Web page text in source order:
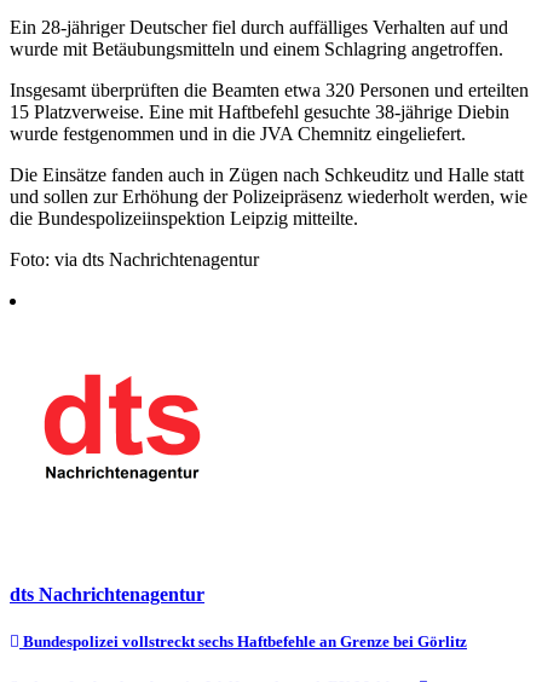
Ein 28-jähriger Deutscher fiel durch auffälliges Verhalten auf und
wurde mit Betäubungsmitteln und einem Schlagring angetroffen.
Insgesamt überprüften die Beamten etwa 320 Personen und erteilten
15 Platzverweise. Eine mit Haftbefehl gesuchte 38-jährige Diebin
wurde festgenommen und in die JVA Chemnitz eingeliefert.
Die Einsätze fanden auch in Zügen nach Schkeuditz und Halle statt
und sollen zur Erhöhung der Polizeipräsenz wiederholt werden, wie
die Bundespolizeiinspektion Leipzig mitteilte.
Foto: via dts Nachrichtenagentur
dts Nachrichtenagentur
Beitragsnavigation
Bundespolizei vollstreckt sechs Haftbefehle an Grenze bei Görlitz